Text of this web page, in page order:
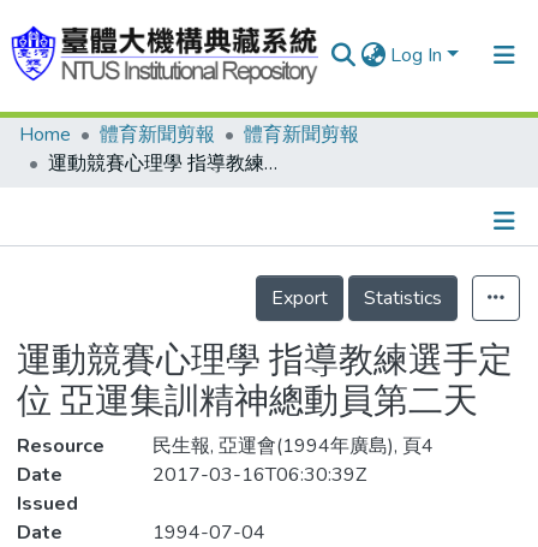
Log In
Communities & Collections
Statistics
Home 體育新聞剪報
體育新聞剪報
運動競賽心理學 指導教練選手定位 亞運集訓精神總動員第二天
Details
Export
Statistics
運動競賽心理學 指導教練選手定
位 亞運集訓精神總動員第二天
Resource
民生報, 亞運會(1994年廣島), 頁4
Date
Issued
2017-03-16T06:30:39Z
Date
1994-07-04